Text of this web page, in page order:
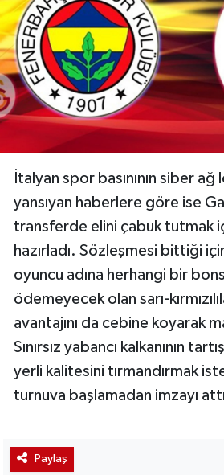
İtalyan spor basınının siber ağ
yansıyan haberlere göre ise
transferde elini çabuk tutmak
hazırladı. Sözleşmesi bittiği
oyuncu adına herhangi bir
ödemeyecek olan sarı-
avantajını da cebine koyarak
Sınırsız yabancı kalkanının
yerli kalitesini tırmandırmak
turnuva başlamadan imzayı
Paylaş